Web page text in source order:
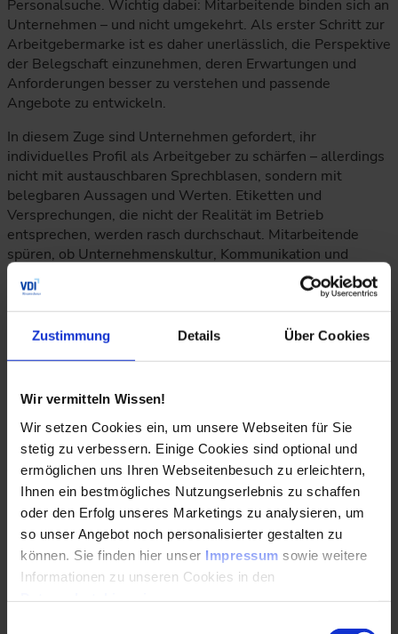
Zustimmung Details Über Cookies
Wir vermitteln Wissen!
Wir setzen Cookies ein, um unsere Webseiten für Sie
stetig zu verbessern. Einige Cookies sind optional und
ermöglichen uns Ihren Webseitenbesuch zu erleichtern,
Ihnen ein bestmögliches Nutzungserlebnis zu schaffen
oder den Erfolg unseres Marketings zu analysieren, um
so unser Angebot noch personalisierter gestalten zu
können. Sie finden hier unser Impressum sowie weitere
Informationen zu unseren Cookies in den
Personalsuche. Wichtig dabei: Mitarbeitende binden sich an
Unternehmen – und nicht umgekehrt. Als erster Schritt zur
Arbeitgebermarke ist es daher unerlässlich, die Perspektive
der Belegschaft einzunehmen, deren Erwartungen und
Anforderungen besser zu verstehen und passende
Angebote zu entwickeln.
In diesem Zuge sind Unternehmen gefordert, ihr
individuelles Profil als Arbeitgeber zu schärfen – allerdings
nicht mit austauschbaren Sprechblasen, sondern mit
belegbaren Aussagen und Werten. Etiketten und
Versprechungen, die nicht der Realität im Betrieb
entsprechen, werden rasch durchschaut. Mitarbeitende
spüren, ob Unternehmenskultur, Kommunikation und
Wertschätzung authentisch sind. Echtes Interesse bildet
somit die zentrale Währung des Employer Branding. Nur so
können Unternehmen kontinuierlich an der Zufriedenheit
der Belegschaft arbeiten und in das Miteinander
Gehalt hinausgehen und einen echten Mehrwert bieten.
sondern auch für das Recruiting eine zentrale Bedeutung.
Weiterbildung und Qualifizierung als Chance nutzen
Darüber hinaus bleiben in zahlreichen Unternehmen noch
schlummernde Potenziale von Mitarbeitenden ungenutzt.
Qualifizierungsangebote können dazu beitragen, den Bedarf
an Fachkräften mit internen Ressourcen zu decken. Eine
vorausschauende Personalentwicklung ist darauf bedacht,